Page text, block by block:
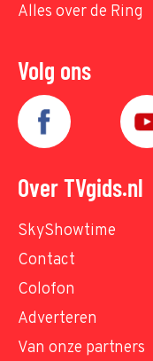
Alles over de Ring
Volg ons
Over TVgids.nl
SkyShowtime
Contact
Colofon
Adverteren
Van onze partners